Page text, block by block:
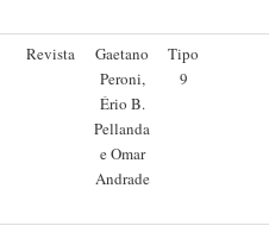
Revista
Gaetano
Peroni,
Ério B.
Pellanda
e Omar
Andrade
Tipo
9